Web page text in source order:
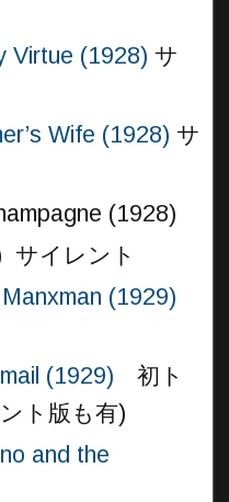
Virtue (1928) サ
Wife (1928) サ
(1928)
サイレント
(1929)
(1929) 初ト
ト版も有)
and the